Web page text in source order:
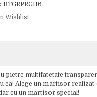
BTGRPRG116
Wishlist
multifatetate
Alege un martisor
cu un martisor special!